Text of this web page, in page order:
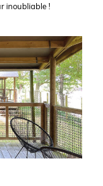
inoubliable !